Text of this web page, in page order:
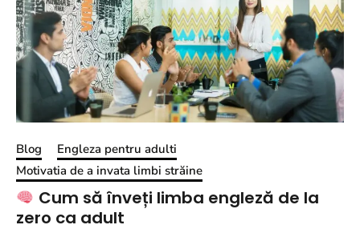
Blog
Engleza pentru adulti
Motivatia de a invata limbi străine
Cum să înveți limba engleză de la
zero ca adult